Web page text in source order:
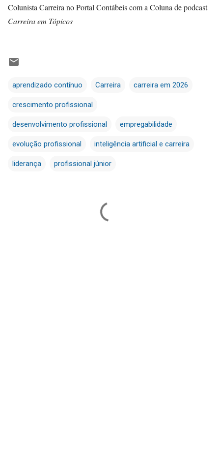
Colunista Carreira no Portal Contábeis com a Coluna depodcast
Carreira em Tópicos
aprendizado contínuo Carreira carreira em 2026
crescimento profissional
desenvolvimento profissional empregabilidade
evolução profissional inteligência artificial e carreira
liderança profissional júnior